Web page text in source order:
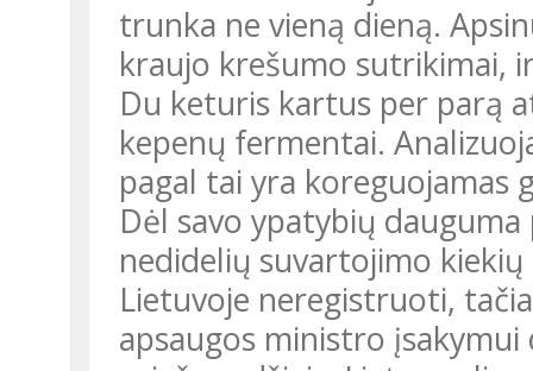
trunka ne vieną dieną.
kraujo krešumo sutrikimai,
Du keturis kartus per parą
kepenų fermentai.
pagal tai yra koreguojamas
Dėl savo ypatybių
nedidelių suvartojimo
Lietuvoje neregistruoti,
apsaugos ministro